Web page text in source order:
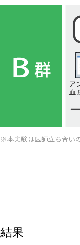
※本実験は医師立ち合い
結果